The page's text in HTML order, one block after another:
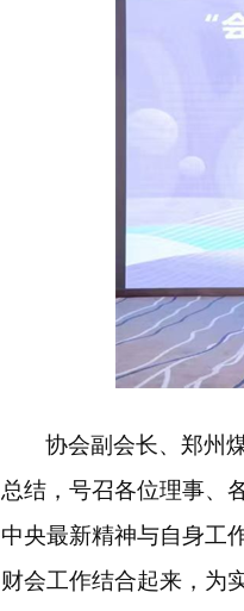
协会副会长、郑州
总结，号召各位理事、
中央最新精神与自身工
财会工作结合起来，为